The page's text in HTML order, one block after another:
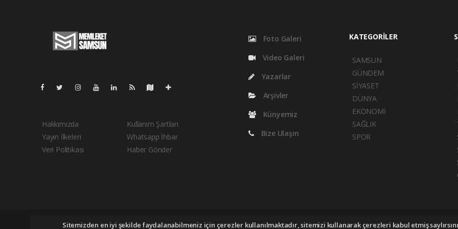
Sitemizden en iyi şekilde faydalanabilmeniz için çerezler kullanılmaktadır, sitemizi kullanarak çerezleri kabul etmiş
Hakkımızda
Yayın İlkeleri
Veri Politikası
Kullanım Şartları
Whatsapp İhbar
Haber Gönder
Foto Galeri
Video Galeri
Yazarlar
Arşivler
Künyemiz
Bize Ulaşın
KATEGORİLER
SAMSUN
GÜNDEM
SİYASET
DÜNYA
EKONOMİ
SAĞLIK
SPOR
Memleketsamsun.com Tüm hakları saklı tutulmaktadır. Copyright 2026 © haber yazılımı haber paketi haber scripti haber yazılım